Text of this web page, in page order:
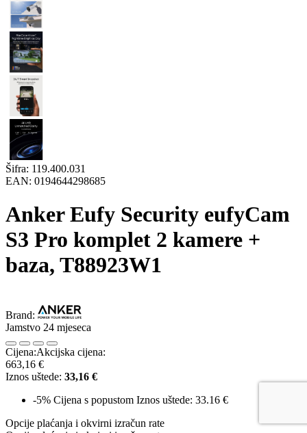
Šifra: 119.400.031
EAN: 0194644298685
Anker Eufy Security eufyCam
S3 Pro komplet 2 kamere +
baza, T88923W1
Brand:
Jamstvo 24 mjeseca
Cijena:Akcijska cijena:
663,16 €
Iznos uštede: 33,16 €
-5% Cijena s popustom Iznos uštede: 33.16 €
Opcije plaćanja i okvirni izračun rate